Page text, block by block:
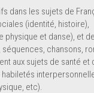
dans les sujets de
(identité, histoire),
physique et danse), et de
chansons,
aux sujets de santé et
etc).